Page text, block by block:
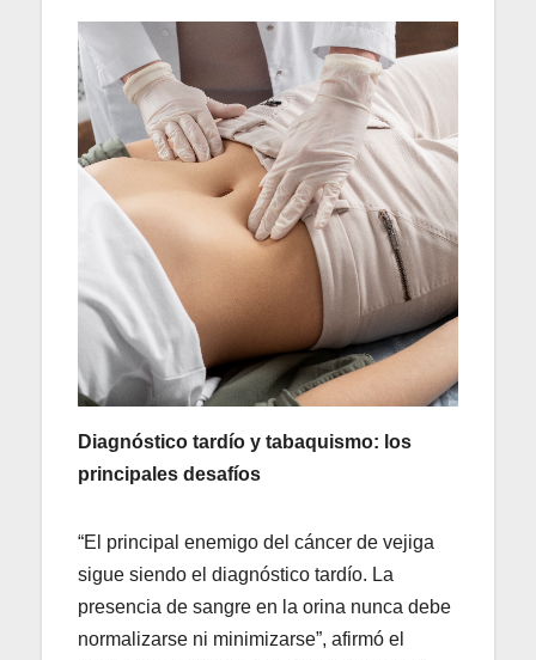
Diagnóstico tardío y tabaquismo: los
principales desafíos
“El principal enemigo del cáncer de vejiga
sigue siendo el diagnóstico tardío. La
presencia de sangre en la orina nunca debe
normalizarse ni minimizarse”, afirmó el